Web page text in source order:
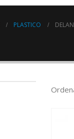
PLASTICO